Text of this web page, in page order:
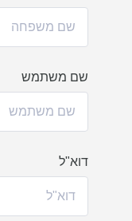
שם משתמש
דוא"ל